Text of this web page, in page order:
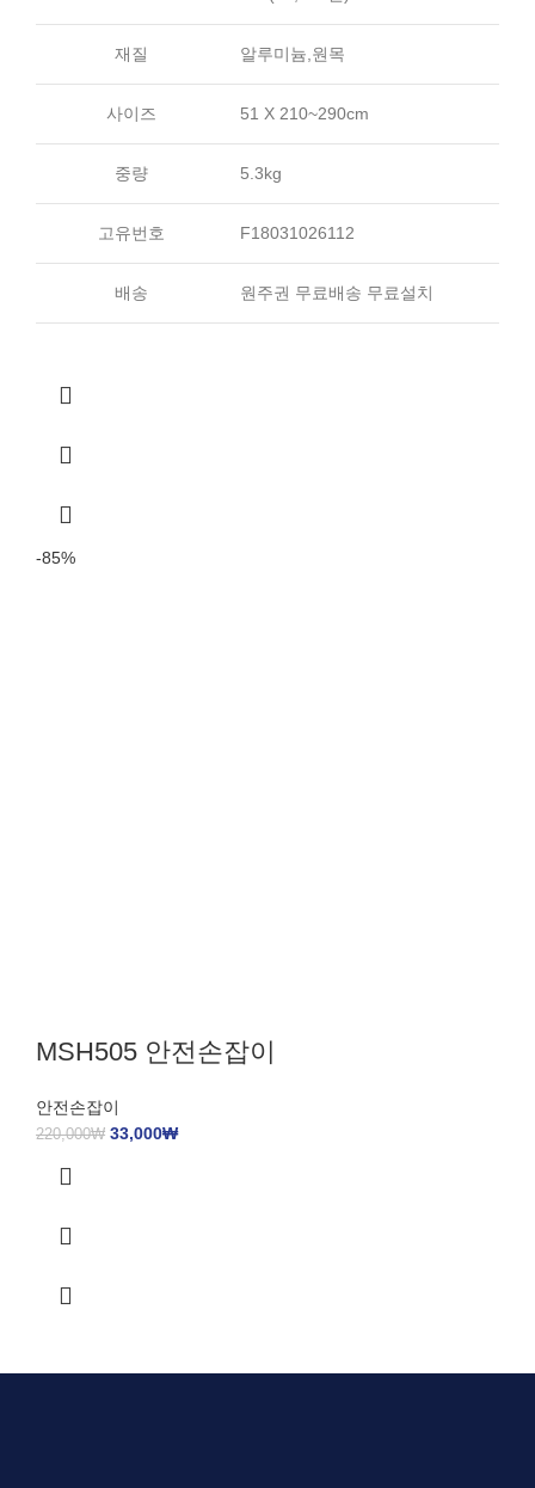
재질 알루미늄,원목
사이즈 51 X 210~290cm
중량 5.3kg
고유번호 F18031026112
배송 원주권 무료배송 무료설치
-85%
MSH505 안전손잡이
안전손잡이
220,000₩ 33,000₩